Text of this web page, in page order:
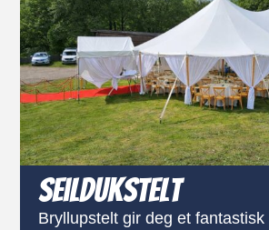
Seildukstelt
Bryllupstelt gir deg et